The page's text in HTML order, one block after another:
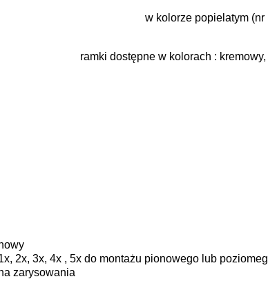
w kolorze popielatym (nr
ramki dostępne w kolorach :
2x, 3x, 4x , 5x do montażu pionowego lub
zarysowania